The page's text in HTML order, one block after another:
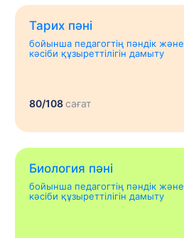
Тарих пәні
бойынша педагогтің пәндік және
кәсіби құзыреттілігін дамыту
80/108сағат
Биология пәні
бойынша педагогтің пәндік және
кәсіби құзыреттілігін дамыту